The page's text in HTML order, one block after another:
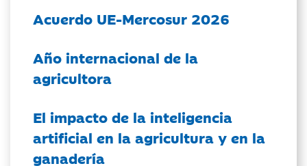
Acuerdo UE-Mercosur 2026
Año internacional de la
agricultora
El impacto de la inteligencia
artificial en la agricultura y en la
ganadería